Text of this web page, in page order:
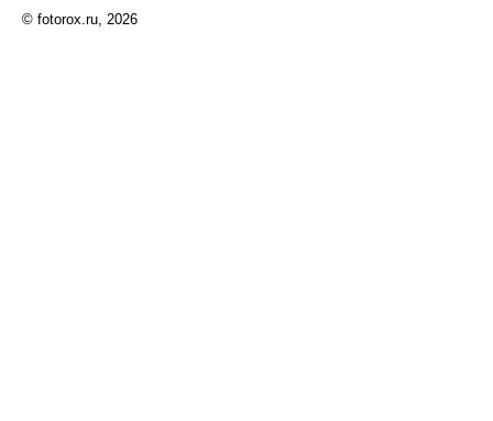
© fotorox.ru, 2026